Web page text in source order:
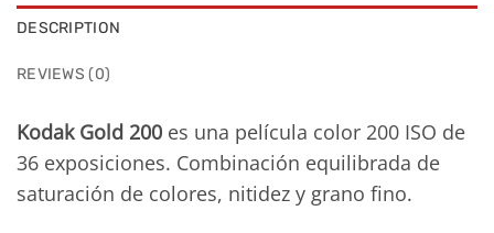
DESCRIPTION
REVIEWS (0)
Kodak Gold 200 es una película color 200 ISO de
36 exposiciones. Combinación equilibrada de
saturación de colores, nitidez y grano fino.